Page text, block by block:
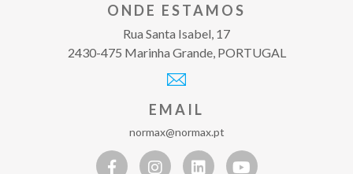
ONDE ESTAMOS
Rua Santa Isabel, 17
2430-475 Marinha Grande, PORTUGAL
EMAIL
normax@normax.pt